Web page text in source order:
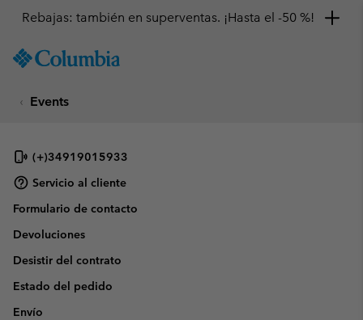
TO
SKIP
NAV
SKIP
SEARCH
Rebajas: también en superventas. ¡Hasta el -50 %!
Events
(+)34919015933
Servicio al cliente
Formulario de contacto
Devoluciones
Desistir del contrato
Estado del pedido
Envío